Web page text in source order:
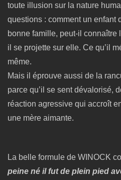
toute illusion sur la nature
questions : comment un enfant
bonne famille, peut-il connaître
il se projette sur elle. Ce qu’il
même.
Mais il éprouve aussi de la
parce qu’il se sent dévalorisé,
réaction agressive qui accroît
une mère aimante.
La belle formule de WINOCK
peine né il fut de plein pied